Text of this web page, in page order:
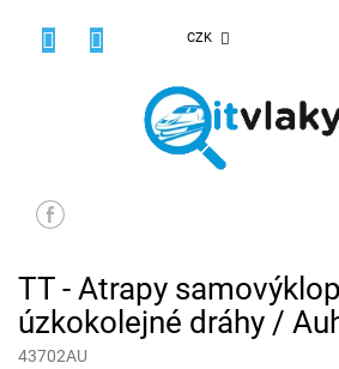
CZK
TT - Atrapy
úzkokolejné dráhy /
43702AU